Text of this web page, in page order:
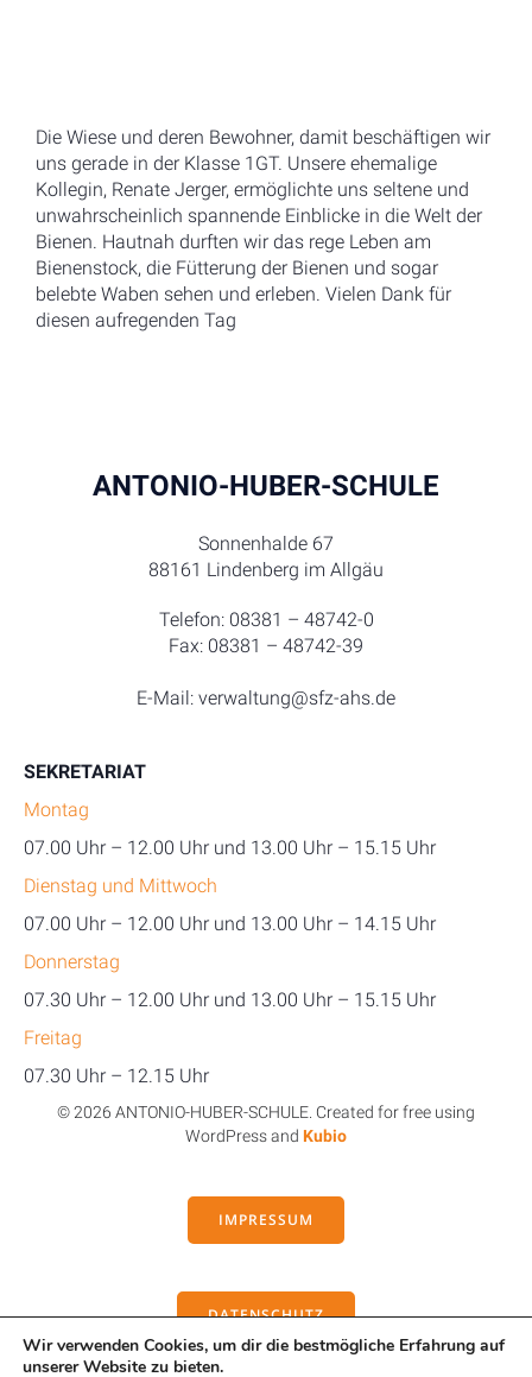
Die Wiese und deren Bewohner, damit beschäftigen wir
uns gerade in der Klasse 1GT. Unsere ehemalige
Kollegin, Renate Jerger, ermöglichte uns seltene und
unwahrscheinlich spannende Einblicke in die Welt der
Bienen. Hautnah durften wir das rege Leben am
Bienenstock, die Fütterung der Bienen und sogar
belebte Waben sehen und erleben. Vielen Dank für
diesen aufregenden Tag
ANTONIO-HUBER-SCHULE
Sonnenhalde 67
88161 Lindenberg im Allgäu
Telefon: 08381 – 48742-0
Fax: 08381 – 48742-39
E-Mail: verwaltung@sfz-ahs.de
SEKRETARIAT
Montag
07.00 Uhr – 12.00 Uhr und 13.00 Uhr – 15.15 Uhr
Dienstag und Mittwoch
07.00 Uhr – 12.00 Uhr und 13.00 Uhr – 14.15 Uhr
Donnerstag
07.30 Uhr – 12.00 Uhr und 13.00 Uhr – 15.15 Uhr
Freitag
07.30 Uhr – 12.15 Uhr
© 2026 ANTONIO-HUBER-SCHULE. Created for free using
WordPress and Kubio
IMPRESSUM
DATENSCHUTZ
Wir verwenden Cookies, um dir die bestmögliche Erfahrung auf
unserer Website zu bieten.